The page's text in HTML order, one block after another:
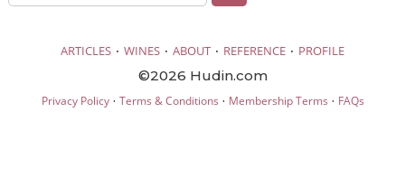
ARTICLES · WINES · ABOUT · REFERENCE · PROFILE
©2026 Hudin.com
Privacy Policy· Terms & Conditions · Membership Terms · FAQs